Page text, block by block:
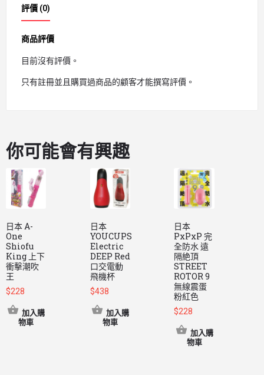
評價 (0)
商品評價
目前沒有評價。
只有註冊並且購買過商品的顧客才能撰寫評價。
你可能會有興趣
日本 A-
One
Shiofu
King 上下
衝擊潮吹
王
$228
加入購
物車
日本
YOUCUPS
Electric
DEEP Red
口交電動
飛機杯
$438
加入購
物車
日本
PxPxP 完
全防水 遠
隔絶頂
STREET
ROTOR 9
無線震蛋
粉紅色
$228
加入購
物車